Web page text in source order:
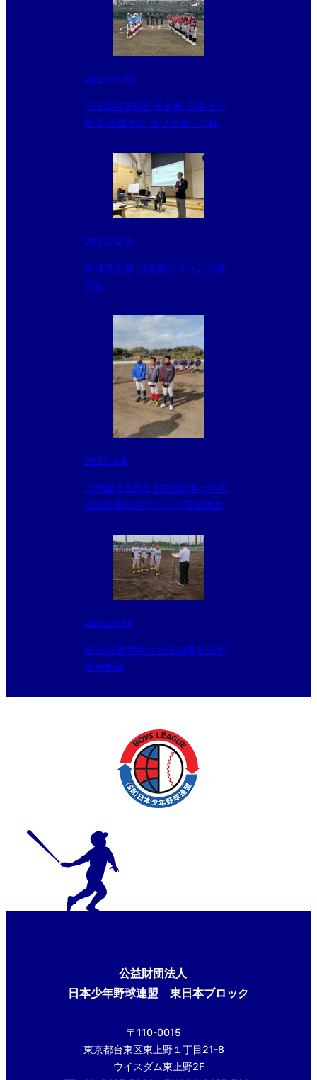
2024.11.10
【茨城県支部】第８回 日本少年
野球 茨城大会 マツダボール杯
2023.12.9
茨城県支部 指導者ライセンス講
習会
2025.4.6
【茨城県支部】2025日本少年野
球連盟東日本ブロック茨城県支部
2023.6.10
第54回選手権大会茨城県支部予
選決勝戦
公益財団法人
日本少年野球連盟 東日本ブロック
〒110-0015
東京都台東区東上野１丁目21-8
ウイスダム東上野2F